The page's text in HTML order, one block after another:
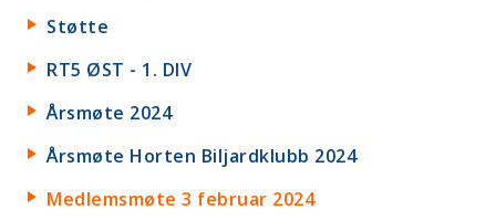
Støtte
RT5 ØST - 1. DIV
Årsmøte 2024
Årsmøte Horten Biljardklubb 2024
Medlemsmøte 3 februar 2024